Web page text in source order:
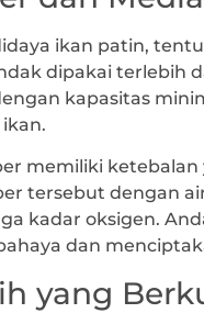
ikan patin,
dipakai terlebih
kapasitas
memiliki
tersebut dengan
kadar oksigen.
dan
yang